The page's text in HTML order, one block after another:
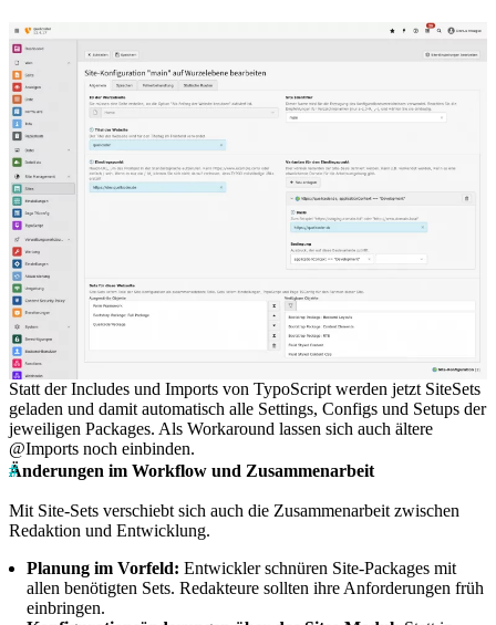
Statt der Includes und Imports von TypoScript werden jetzt SiteSets
geladen und damit automatisch alle Settings, Configs und Setups der
jeweiligen Packages. Als Workaround lassen sich auch ältere
@Imports noch einbinden.
Änderungen im Workflow und Zusammenarbeit
Mit Site-Sets verschiebt sich auch die Zusammenarbeit zwischen
Redaktion und Entwicklung.
Planung im Vorfeld: Entwickler schnüren Site-Packages mit
allen benötigten Sets. Redakteure sollten ihre Anforderungen früh
einbringen.